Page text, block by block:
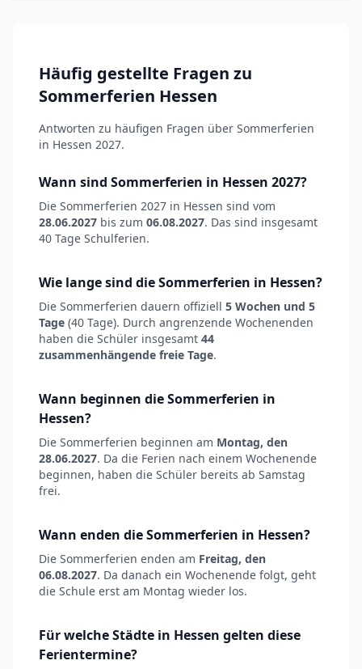
Häufig gestellte Fragen zu
Sommerferien Hessen
Antworten zu häufigen Fragen über Sommerferien
in Hessen 2027.
Wann sind Sommerferien in Hessen 2027?
Die Sommerferien 2027 in Hessen sind vom
28.06.2027 bis zum 06.08.2027. Das sind insgesamt
40 Tage Schulferien.
Wie lange sind die Sommerferien in Hessen?
Die Sommerferien dauern offiziell 5 Wochen und 5
Tage (40 Tage). Durch angrenzende Wochenenden
haben die Schüler insgesamt 44
zusammenhängende freie Tage.
Wann beginnen die Sommerferien in
Hessen?
Die Sommerferien beginnen am Montag, den
28.06.2027. Da die Ferien nach einem Wochenende
beginnen, haben die Schüler bereits ab Samstag
frei.
Wann enden die Sommerferien in Hessen?
Die Sommerferien enden am Freitag, den
06.08.2027. Da danach ein Wochenende folgt, geht
die Schule erst am Montag wieder los.
Für welche Städte in Hessen gelten diese
Ferientermine?